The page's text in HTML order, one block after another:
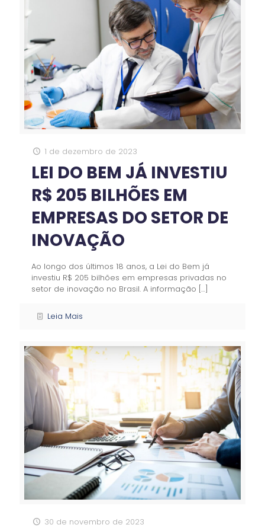
1 de dezembro de 2023
LEI DO BEM JÁ INVESTIU
R$ 205 BILHÕES EM
EMPRESAS DO SETOR DE
INOVAÇÃO
Ao longo dos últimos 18 anos, a Lei do Bem já
investiu R$ 205 bilhões em empresas privadas no
setor de inovação no Brasil. A informação […]
Leia Mais
30 de novembro de 2023